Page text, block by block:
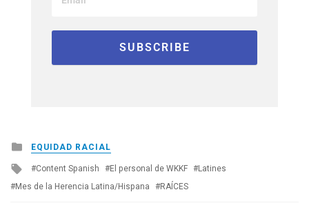
Posted
in
EQUIDAD RACIAL
Tagged
with
Content Spanish El personal de WKKF
Latines
Mes de la Herencia Latina/Hispana
RAÍCES